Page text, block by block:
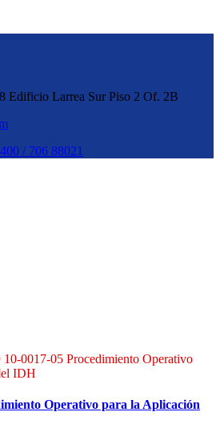
Edificio Larrea Sur Piso 2 Of. 2B
/ 706 88021
10-0017-05 Procedimiento Operativo
IDH
Operativo para la Aplicación